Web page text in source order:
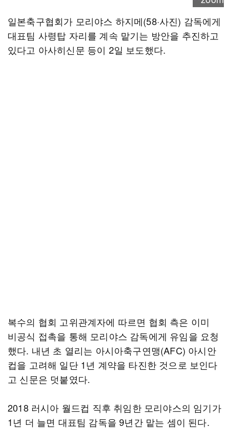
일본축구협회가 모리야스 하지메(58·사진) 감독에게
대표팀 사령탑 자리를 계속 맡기는 방안을 추진하고
있다고 아사히신문 등이 2일 보도했다.
복수의 협회 고위관계자에 따르면 협회 측은 이미
비공식 접촉을 통해 모리야스 감독에게 유임을 요청
했다. 내년 초 열리는 아시아축구연맹(AFC) 아시안
컵을 고려해 일단 1년 계약을 타진한 것으로 보인다
고 신문은 덧붙였다.
2018 러시아 월드컵 직후 취임한 모리야스의 임기가
1년 더 늘면 대표팀 감독을 9년간 맡는 셈이 된다.